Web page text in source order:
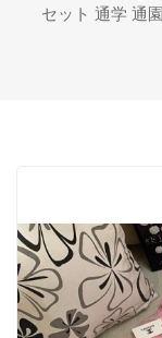
セット 通学 通